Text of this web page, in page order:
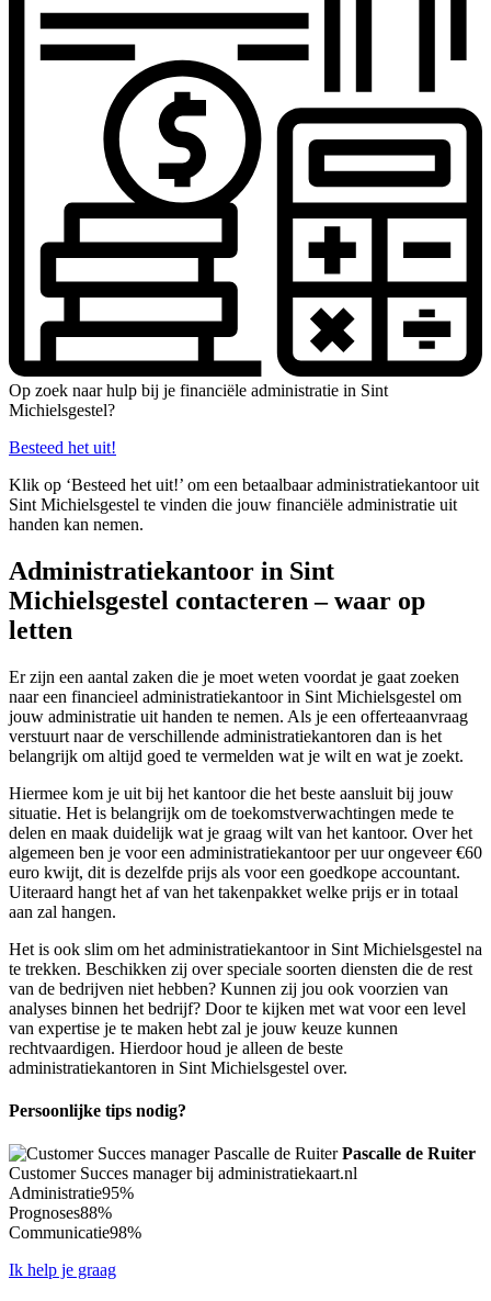
Op zoek naar hulp bij je financiële administratie in Sint
Michielsgestel?
Besteed het uit!
Klik op ‘Besteed het uit!’ om een betaalbaar administratiekantoor uit
Sint Michielsgestel te vinden die jouw financiële administratie uit
handen kan nemen.
Administratiekantoor in Sint
Michielsgestel contacteren – waar op
letten
Er zijn een aantal zaken die je moet weten voordat je gaat zoeken
naar een financieel administratiekantoor in Sint Michielsgestel om
jouw administratie uit handen te nemen. Als je een offerteaanvraag
verstuurt naar de verschillende administratiekantoren dan is het
belangrijk om altijd goed te vermelden wat je wilt en wat je zoekt.
Hiermee kom je uit bij het kantoor die het beste aansluit bij jouw
situatie. Het is belangrijk om de toekomstverwachtingen mede te
delen en maak duidelijk wat je graag wilt van het kantoor. Over het
algemeen ben je voor een administratiekantoor per uur ongeveer €60
euro kwijt, dit is dezelfde prijs als voor een goedkope accountant.
Uiteraard hangt het af van het takenpakket welke prijs er in totaal
aan zal hangen.
Het is ook slim om het administratiekantoor in Sint Michielsgestel na
te trekken. Beschikken zij over speciale soorten diensten die de rest
van de bedrijven niet hebben? Kunnen zij jou ook voorzien van
analyses binnen het bedrijf? Door te kijken met wat voor een level
van expertise je te maken hebt zal je jouw keuze kunnen
rechtvaardigen. Hierdoor houd je alleen de beste
administratiekantoren in Sint Michielsgestel over.
Persoonlijke tips nodig?
Pascalle de Ruiter
Customer Succes manager bij administratiekaart.nl
Administratie95%
Prognoses88%
Communicatie98%
Ik help je graag